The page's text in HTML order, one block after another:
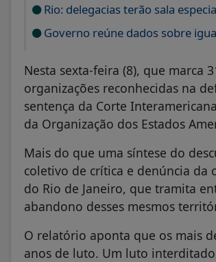
Rio: delegacias terão sala
Governo reúne dados sobre
Nesta sexta-feira (8), que marca
organizações reconhecidas na
sentença da Corte
da Organização dos Estados
Mais do que uma síntese do
coletivo de crítica e denúncia da
do Rio de Janeiro, que tramita
abandono desses mesmos
O relatório aponta que os mais
anos de luto. Um luto